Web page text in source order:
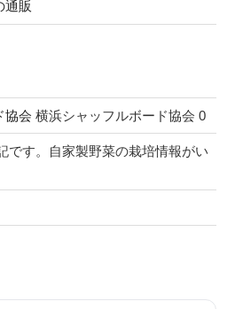
通販
協会 横浜シャッフルボード協会 0
です。自家製野菜の栽培情報がい